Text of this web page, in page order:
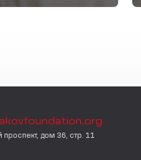
проспект, дом 36, стр. 11